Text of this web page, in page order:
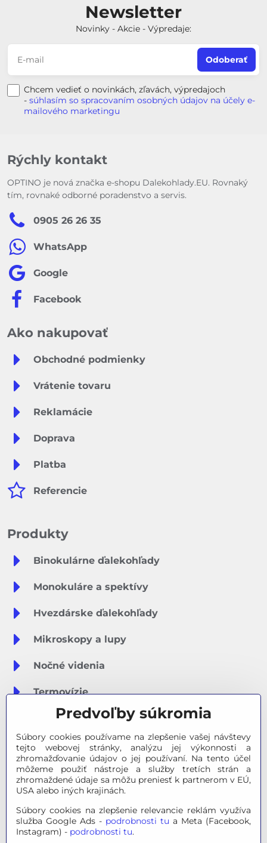
Newsletter
Novinky - Akcie - Výpredaje:
Odoberať
Chcem vedieť o novinkách, zľavách, výpredajoch
- súhlasím so spracovaním osobných údajov na účely e-
mailového marketingu
Rýchly kontakt
OPTINO je nová značka e-shopu Dalekohlady.EU. Rovnaký
tím, rovnaké odborné poradenstvo a servis.
0905 26 26 35
WhatsApp
Google
Facebook
Ako nakupovať
Obchodné podmienky
Vrátenie tovaru
Reklamácie
Doprava
Platba
Referencie
Produkty
Binokulárne ďalekohľady
Monokuláre a spektívy
Hvezdárske ďalekohľady
Mikroskopy a lupy
Nočné videnia
Termovízie
Meteostanice
Značky
Výpredaj
Tipy na darčeky
Poradňa - Ako si vybrať
Predvoľby súkromia
Súbory cookies používame na zlepšenie vašej návštevy
tejto webovej stránky, analýzu jej výkonnosti a
zhromažďovanie údajov o jej používaní. Na tento účel
môžeme použiť nástroje a služby tretích strán a
zhromaždené údaje sa môžu preniesť k partnerom v EÚ,
USA alebo iných krajinách.
Súbory cookies na zlepšenie relevancie reklám využíva
služba Google Ads - podrobnosti tu a Meta (Facebook,
Instagram) - podrobnosti tu.